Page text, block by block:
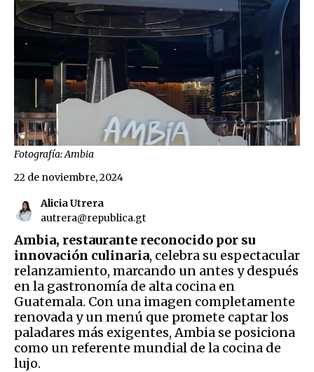
Fotografía: Ambia
Alicia Utrera
autrera@republica.gt
22 de noviembre, 2024
Ambia, restaurante reconocido por su
innovación culinaria, celebra su espectacular
relanzamiento, marcando un antes y después
en la gastronomía de alta cocina en
Guatemala. Con una imagen completamente
renovada y un menú que promete captar los
paladares más exigentes, Ambia se posiciona
como un referente mundial de la cocina de
lujo.